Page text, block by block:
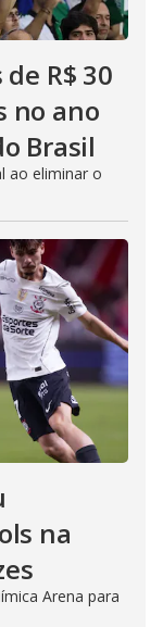
R$ 30
no ano
Brasil
ao eliminar o
na
Arena para